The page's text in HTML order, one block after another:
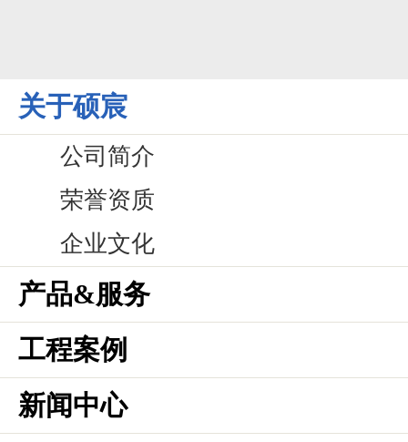
关于硕宸
公司简介
荣誉资质
企业文化
产品&服务
工程案例
新闻中心